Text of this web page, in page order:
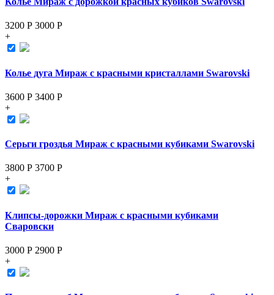
3200 Р 3000 Р
+
Колье дуга Мираж с красными кристаллами Swarovski
3600 Р 3400 Р
+
Серьги гроздья Мираж с красными кубиками Swarovski
3800 Р 3700 Р
+
Клипсы-дорожки Мираж с красными кубиками
Сваровски
3000 Р 2900 Р
+